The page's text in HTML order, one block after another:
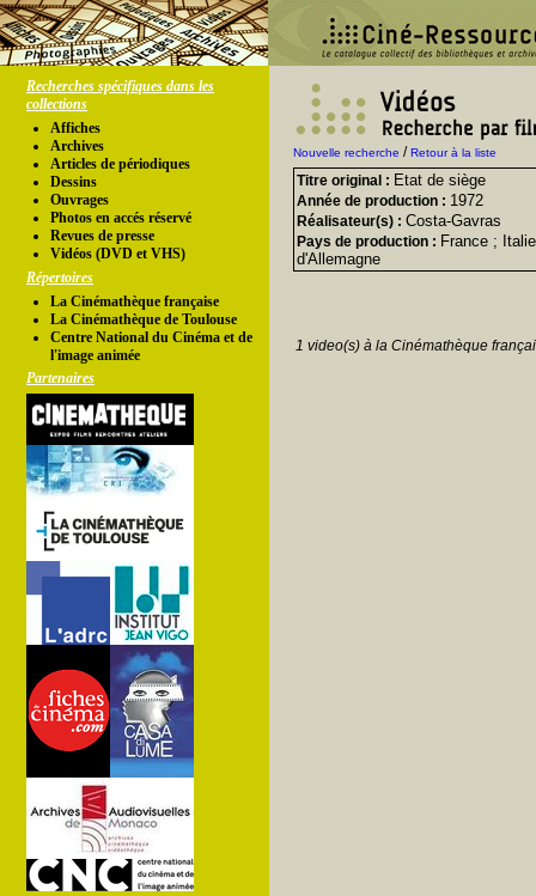
Recherches spécifiques dans les
collections
Affiches
Archives
Articles de périodiques
Dessins
Ouvrages
Photos en accés réservé
Revues de presse
Vidéos (DVD et VHS)
Répertoires
La Cinémathèque française
La Cinémathèque de Toulouse
Centre National du Cinéma et de
l'image animée
Partenaires
Nouvelle recherche /Retour à la liste
Titre original : Etat de siège
Année de production : 1972
Réalisateur(s) : Costa-Gavras
Pays de production : France ;
d'Allemagne
1 video(s) à la Cinémathèque